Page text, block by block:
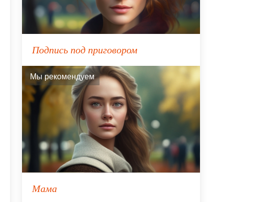
Подпись под приговором
Мы рекомендуем
Мама